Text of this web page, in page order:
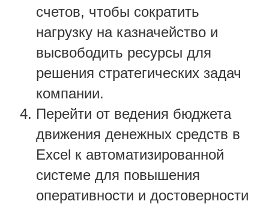
счетов, чтобы сократить
нагрузку на казначейство и
высвободить ресурсы для
решения стратегических задач
компании.
Перейти от ведения бюджета
движения денежных средств в
Excel к автоматизированной
системе для повышения
оперативности и достоверности